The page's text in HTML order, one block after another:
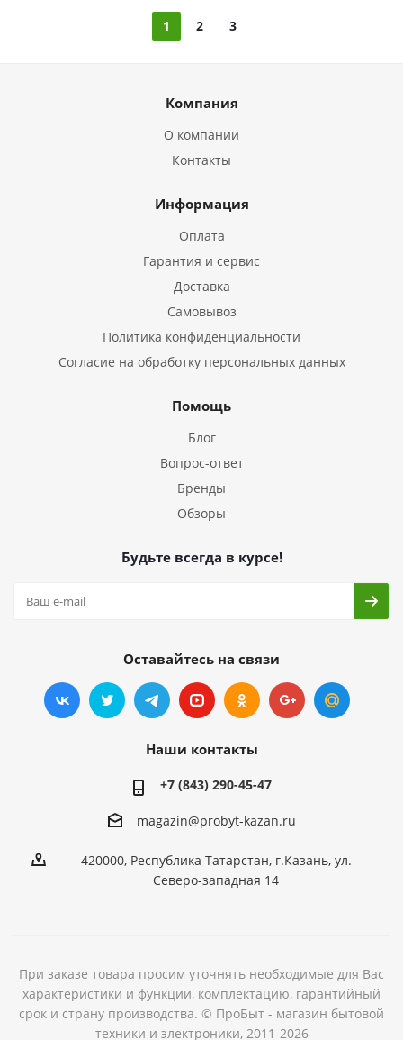
1 2 3
Компания
О компании
Контакты
Информация
Оплата
Гарантия и сервис
Доставка
Самовывоз
Политика конфиденциальности
Согласие на обработку персональных данных
Помощь
Блог
Вопрос-ответ
Бренды
Обзоры
Будьте всегда в курсе!
Оставайтесь на связи
Наши контакты
+7 (843) 290-45-47
magazin@probyt-kazan.ru
420000, Республика Татарстан, г.Казань, ул.
Северо-западная 14
При заказе товара просим уточнять необходимые для Вас
характеристики и функции, комплектацию, гарантийный
срок и страну производства. © ПроБыт - магазин бытовой
техники и электроники, 2011-2026